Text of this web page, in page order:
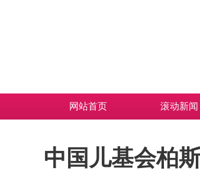
网站首页 滚动新闻
中国儿基会柏